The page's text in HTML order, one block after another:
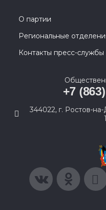
О партии
Региональные
Контакты пресс-службы
+7
344022, г. Ростов-